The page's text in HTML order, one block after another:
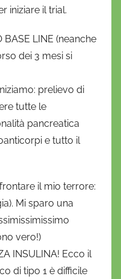
iniziare il trial.
BASE LINE (neanche
dei 3 mesi si
prelievo di
tutte le
pancreatica
e tutto il
il mio terrore:
Mi sparo una
vero!)
INSULINA! Ecco il
di tipo 1 è difficile